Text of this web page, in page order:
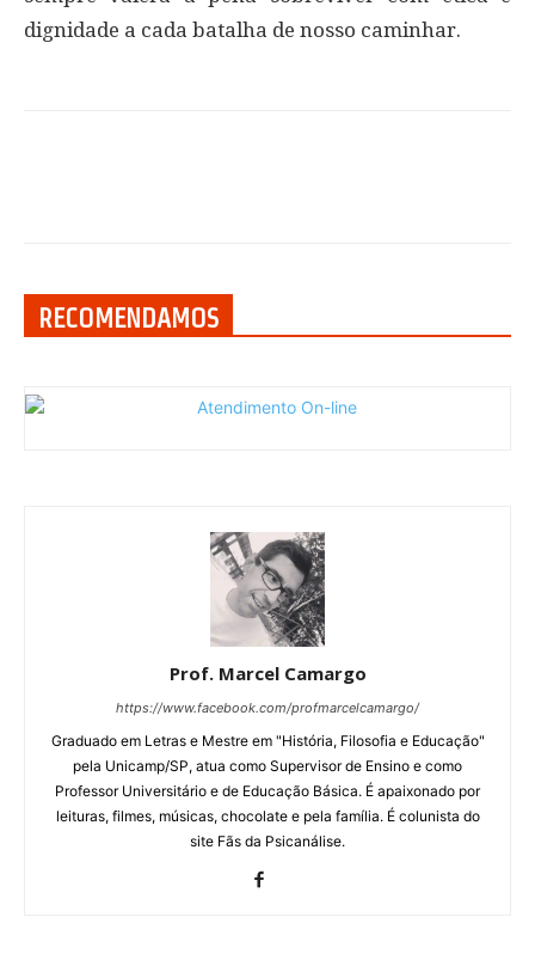
dignidade a cada batalha de nosso caminhar.
RECOMENDAMOS
Prof. Marcel Camargo
https://www.facebook.com/profmarcelcamargo/
Graduado em Letras e Mestre em "História, Filosofia e Educação"
pela Unicamp/SP, atua como Supervisor de Ensino e como
Professor Universitário e de Educação Básica. É apaixonado por
leituras, filmes, músicas, chocolate e pela família. É colunista do
site Fãs da Psicanálise.